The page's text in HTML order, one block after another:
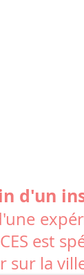
d'un
est
sur la